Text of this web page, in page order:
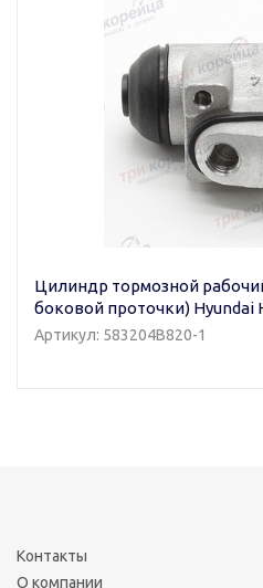
Цилиндр тормозной
боковой проточки) Hyundai
Артикул: 583204B820-1
Контакты
О компании